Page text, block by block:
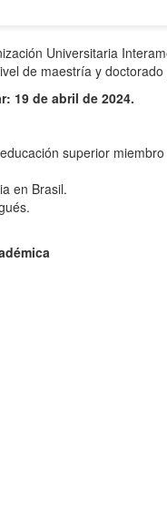
Universitaria
de maestría y
19 de abril de 2024.
superior
en Brasil.